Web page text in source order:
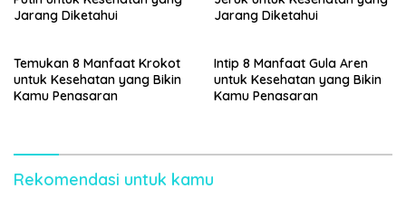
Jarang Diketahui
Jarang Diketahui
Temukan 8 Manfaat Krokot
untuk Kesehatan yang Bikin
Kamu Penasaran
Intip 8 Manfaat Gula Aren
untuk Kesehatan yang Bikin
Kamu Penasaran
Rekomendasi untuk kamu